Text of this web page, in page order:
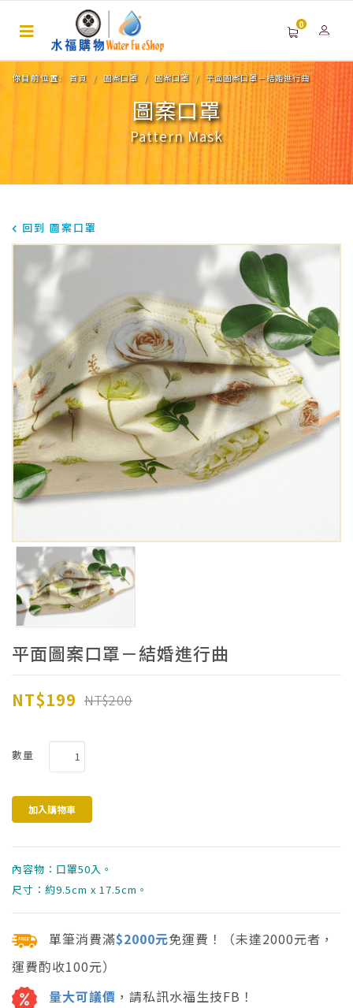
0
你目前位置: 首頁 圖案口罩 圖案口罩 平面圖案口罩－結婚進行曲
圖案口罩
Pattern Mask
回到 圖案口罩
平面圖案口罩－結婚進行曲
數量
NT$200
NT$199
內容物：口罩50入。
尺寸：約9.5cm x 17.5cm。
單筆消費滿$2000元免運費！（未達2000元者，
運費酌收100元）
量大可議價 ，請私訊水福生技FB！